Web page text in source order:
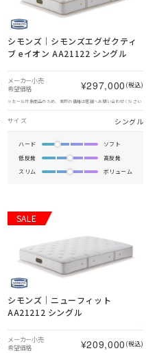
シモンズ｜シモンズエグゼクティ
ブ eイオン AA21122 シングル
メーカー小売
希望価格
¥297,000 (税込)
※セール対象商品のため、実際の価格は店舗へお問い合わせください
サイズ シングル
ハード
ソフト
低反発
高反発
スリム
ボリューム
SALE
シモンズ｜ニューフィット
AA21212 シングル
メーカー小売
希望価格
¥209,000 (税込)